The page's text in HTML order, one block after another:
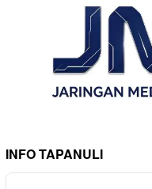
INFO TAPANULI